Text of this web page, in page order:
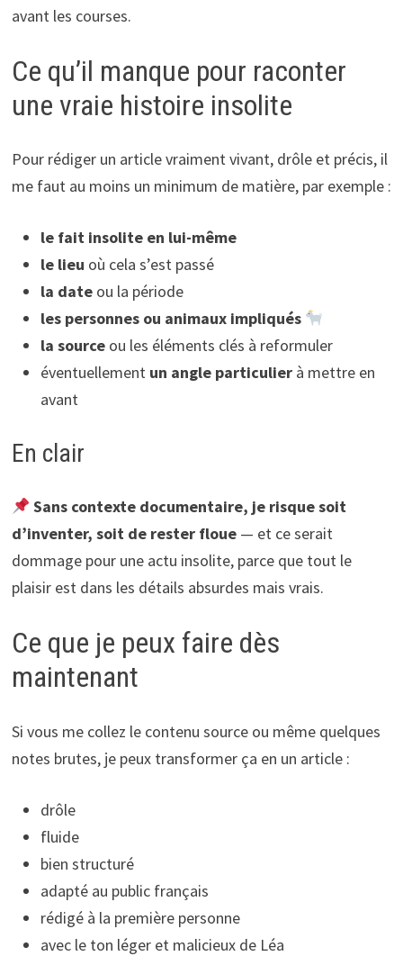
avant les courses.
Ce qu’il manque pour raconter
une vraie histoire insolite
Pour rédiger un article vraiment vivant, drôle et précis, il
me faut au moins un minimum de matière, par exemple :
le fait insolite en lui-même
le lieu où cela s’est passé
la dateou la période
les personnes ou animaux impliqués
la sourceou les éléments clés à reformuler
éventuellement un angle particulierà mettre en
avant
En clair
Sans contexte documentaire, je risque soit
d’inventer, soit de rester floue— et ce serait
dommage pour une actu insolite, parce que tout le
plaisir est dans les détails absurdes mais vrais.
Ce que je peux faire dès
maintenant
Si vous me collez le contenu source ou même quelques
notes brutes, je peux transformer ça en un article :
drôle
fluide
bien structuré
adapté au public français
rédigé à la première personne
avec le ton léger et malicieux de Léa